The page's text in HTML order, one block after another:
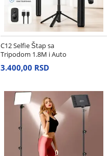
C12 Selfie Štap sa
Tripodom 1.8M i Auto
Face
3.400,00 RSD